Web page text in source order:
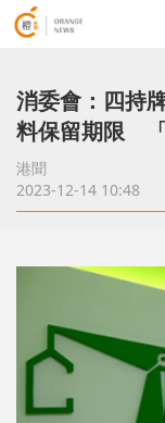
消委會：四持
料保留期限
港聞
2023-12-14 10:48